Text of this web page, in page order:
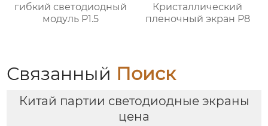
гибкий светодиодный
модуль P1.5
Кристаллический
пленочный экран P8
Связанный Поиск
Китай партии светодиодные экраны
цена